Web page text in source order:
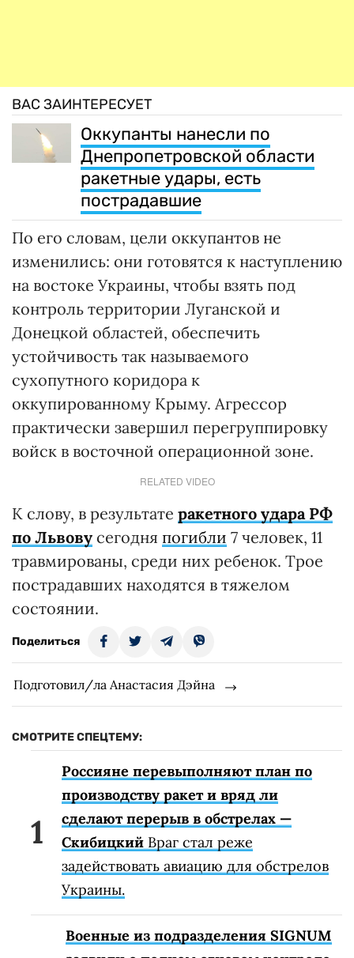
ВАС ЗАИНТЕРЕСУЕТ
Оккупанты нанесли по
Днепропетровской области
ракетные удары, есть
пострадавшие
По его словам, цели оккупантов не
изменились: они готовятся к наступлению
на востоке Украины, чтобы взять под
контроль территории Луганской и
Донецкой областей, обеспечить
устойчивость так называемого
сухопутного коридора к
оккупированному Крыму. Агрессор
практически завершил перегруппировку
войск в восточной операционной зоне.
RELATED VIDEO
К слову, в результате ракетного удара РФ
по Львову сегодня погибли 7 человек, 11
травмированы, среди них ребенок. Трое
пострадавших находятся в тяжелом
состоянии.
Поделиться
Подготовил/ла Анастасия Дэйна
СМОТРИТЕ СПЕЦТЕМУ:
Россияне перевыполняют план по
производству ракет и вряд ли
сделают перерыв в обстрелах —
Скибицкий Враг стал реже
задействовать авиацию для обстрелов
Украины.
Военные из подразделения SIGNUM